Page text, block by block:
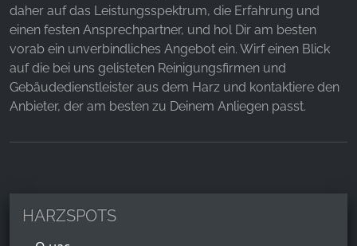
daher auf das Leistungsspektrum, die Erfahrung und
einen festen Ansprechpartner, und hol Dir am besten
vorab ein unverbindliches Angebot ein. Wirf einen Blick
auf die bei uns gelisteten Reinigungsfirmen und
Gebäudedienstleister aus dem Harz und kontaktiere den
Anbieter, der am besten zu Deinem Anliegen passt.
HARZSPOTS